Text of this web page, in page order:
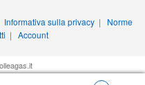
Informativa sulla privacy | Norme
| Account